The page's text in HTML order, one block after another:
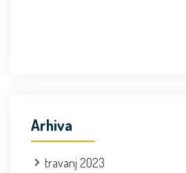
Arhiva
travanj 2023